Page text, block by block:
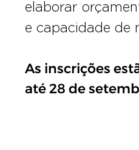
elaborar
e capacidade de
As inscrições
até 28 de